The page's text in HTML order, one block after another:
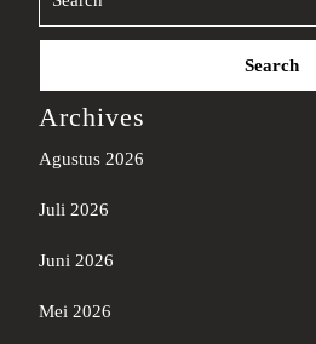
Search
Archives
Agustus 2026
Juli 2026
Juni 2026
Mei 2026